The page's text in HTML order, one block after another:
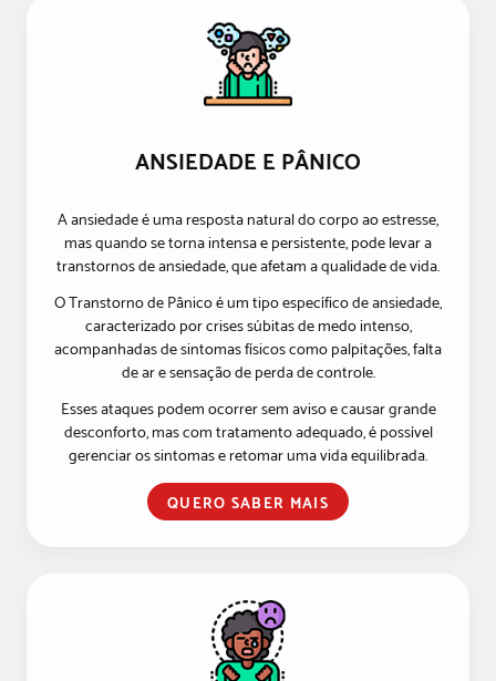
ANSIEDADE E PÂNICO
A ansiedade é uma resposta natural do corpo ao estresse,
mas quando se torna intensa e persistente, pode levar a
transtornos de ansiedade, que afetam a qualidade de vida.
O Transtorno de Pânico é um tipo específico de ansiedade,
caracterizado por crises súbitas de medo intenso,
acompanhadas de sintomas físicos como palpitações, falta
de ar e sensação de perda de controle.
Esses ataques podem ocorrer sem aviso e causar grande
desconforto, mas com tratamento adequado, é possível
gerenciar os sintomas e retomar uma vida equilibrada.
QUERO SABER MAIS